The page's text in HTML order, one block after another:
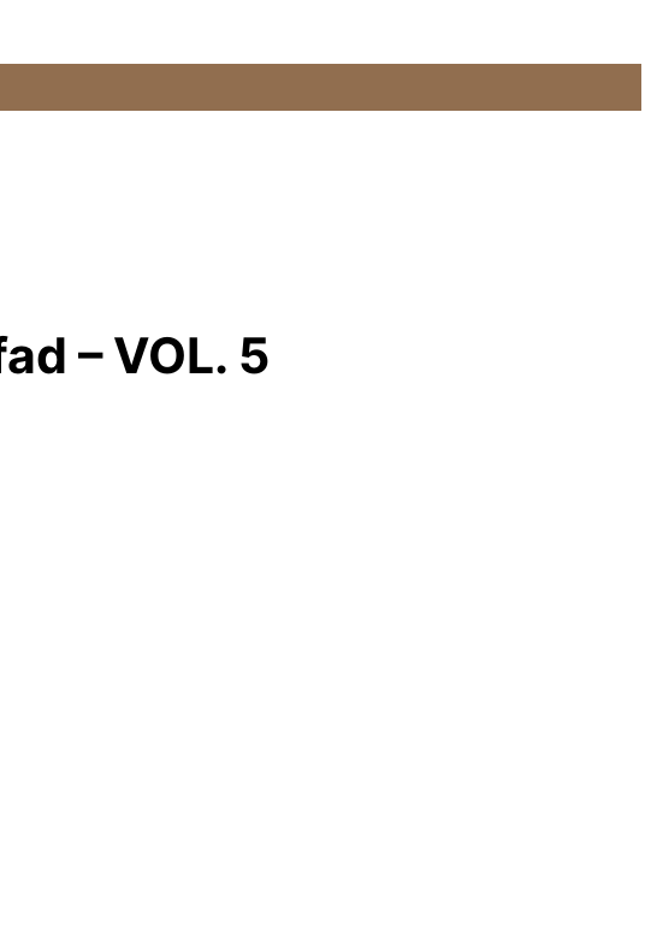
– VOL. 5